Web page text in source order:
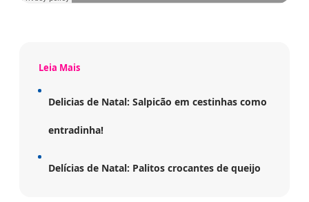
Leia Mais
Delicias de Natal: Salpicão em cestinhas como
entradinha!
Delícias de Natal: Palitos crocantes de queijo